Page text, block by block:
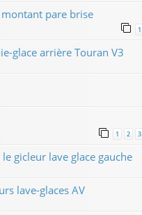
pare brise
1
glace arrière Touran V3
1 2 3
gicleur lave glace gauche
lave-glaces AV